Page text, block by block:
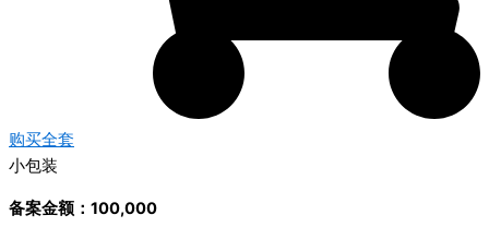
购买全套
小包装
备案金额：100,000